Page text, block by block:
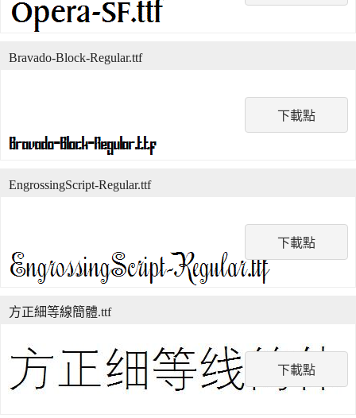
下載點
Bravado-Block-Regular.ttf
下載點
EngrossingScript-Regular.ttf
下載點
方正細等線簡體.ttf